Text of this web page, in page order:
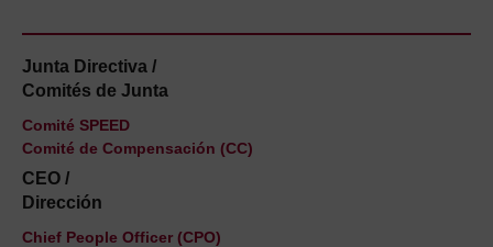
Junta Directiva /
Comités de Junta
Comité SPEED
Comité de Compensación (CC)
CEO /
Dirección
Chief People Officer (CPO)